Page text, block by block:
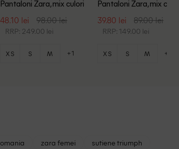
Pantaloni Zara, mix culori
48.10 lei 98.00 lei
RRP: 249.00 lei
XS S M +1
Pantaloni Zara, mix
39.80 lei 89.00 lei
RRP: 149.00 lei
XS S M +1
zara femei
sutiene triumph